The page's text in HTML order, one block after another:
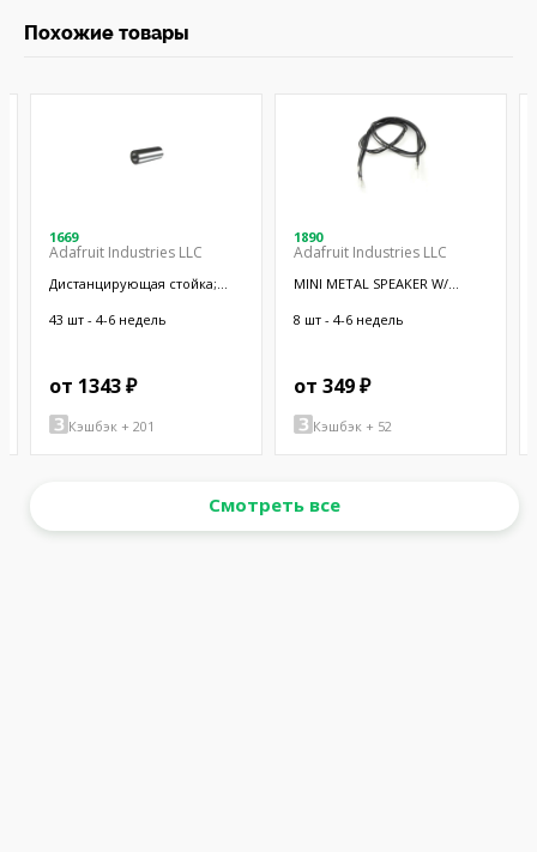
Похожие товары
1669
Adafruit Industries LLC
Дистанцирующая стойка;
латунь; никель
43 шт - 4-6 недель
от 1343 ₽
Кэшбэк + 201
1890
Adafruit Industries LLC
MINI METAL SPEAKER W/
8 шт - 4-6 недель
от 349 ₽
Кэшбэк + 52
Смотреть все